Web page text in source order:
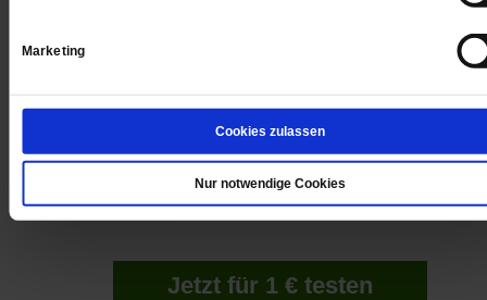
Marketing
Cookies zulassen
Nur notwendige Cookies
Digital
Jetzt für 1 € testen